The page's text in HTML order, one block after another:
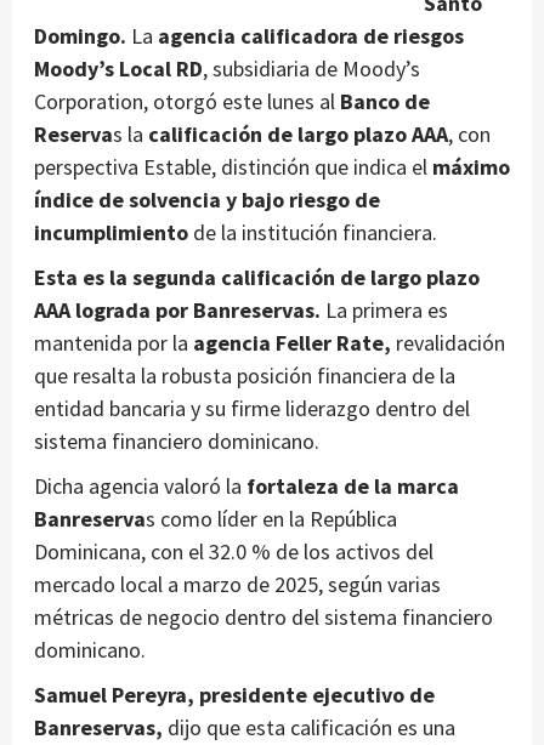
Domingo. La agencia calificadora de riesgos
Moody’s Local RD, subsidiaria de Moody’s
Corporation, otorgó este lunes al Banco de
Reservas la calificación de largo plazo AAA, con
perspectiva Estable, distinción que indica el máximo
índice de solvencia y bajo riesgo de
incumplimiento de la institución financiera.
Esta es la segunda calificación de largo plazo
AAA lograda por Banreservas. La primera es
mantenida por la agencia Feller Rate, revalidación
que resalta la robusta posición financiera de la
entidad bancaria y su firme liderazgo dentro del
sistema financiero dominicano.
Dicha agencia valoró la fortaleza de la marca
Banreservas como líder en la República
Dominicana, con el 32.0 % de los activos del
mercado local a marzo de 2025, según varias
métricas de negocio dentro del sistema financiero
dominicano.
Samuel Pereyra, presidente ejecutivo de
Banreservas, dijo que esta calificación es una